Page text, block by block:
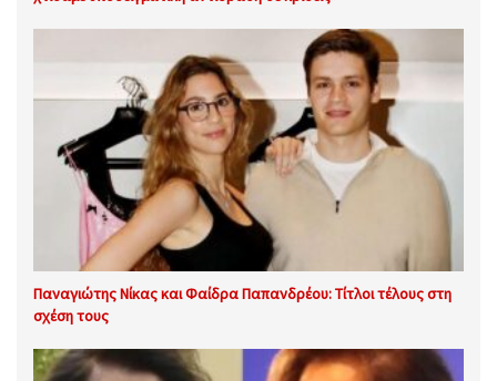
Παναγιώτης Νίκας και Φαίδρα Παπανδρέου: Τίτλοι τέλους στη
σχέση τους